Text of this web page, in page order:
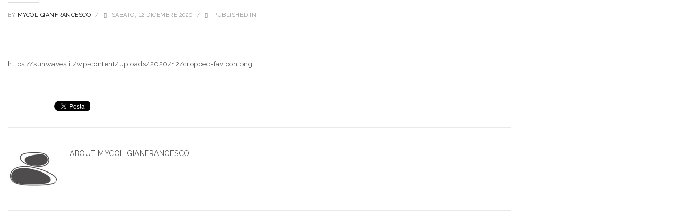
BY MYCOL GIANFRANCESCO / SABATO, 12 DICEMBRE 2020 / PUBLISHED IN
https://sunwaves.it/wp-content/uploads/2020/12/cropped-favicon.png
ABOUT MYCOL GIANFRANCESCO